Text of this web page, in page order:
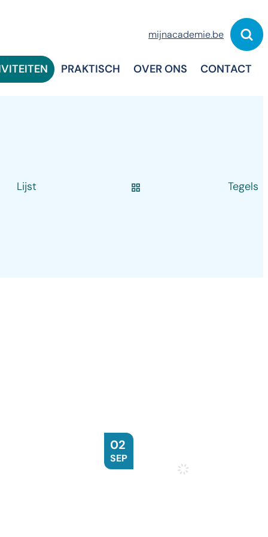
mijnacademie.be
PRAKTISCH OVER ONS CONTACT
Lijst Tegels
WO
02
SEP
2026